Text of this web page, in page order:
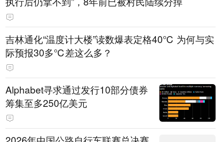
吉林通化“温度计大楼”读数爆表定格40℃ 为何与实
际预报30多℃差这么多？
Alphabet寻求通过发行10部分债券
筹集至多250亿美元